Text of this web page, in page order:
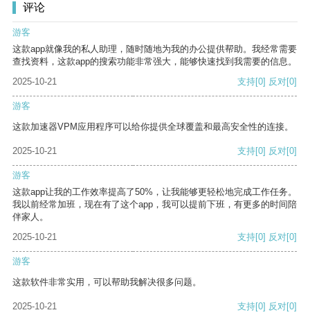
评论
游客
这款app就像我的私人助理，随时随地为我的办公提供帮助。我经常需要
查找资料，这款app的搜索功能非常强大，能够快速找到我需要的信息。
2025-10-21
支持[0] 反对[0]
游客
这款加速器VPM应用程序可以给你提供全球覆盖和最高安全性的连接。
2025-10-21 支持[0] 反对[0]
游客
这款app让我的工作效率提高了50%，让我能够更轻松地完成工作任务。
我以前经常加班，现在有了这个app，我可以提前下班，有更多的时间陪
伴家人。
2025-10-21
支持[0] 反对[0]
游客
这款软件非常实用，可以帮助我解决很多问题。
2025-10-21 支持[0] 反对[0]